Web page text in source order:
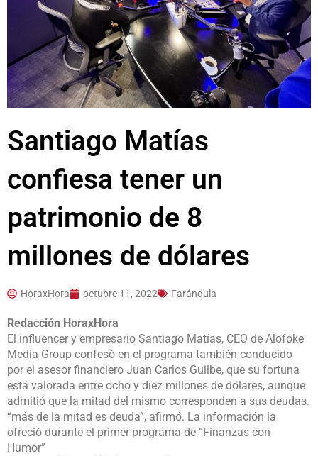
Santiago Matías
confiesa tener un
patrimonio de 8
millones de dólares
HoraxHora octubre 11, 2022 Farándula
Redacción HoraxHora
El influencer y empresario Santiago Matías, CEO de Alofoke
Media Group confesó en el programa también conducido
por el asesor financiero Juan Carlos Guilbe, que su fortuna
está valorada entre ocho y diez millones de dólares, aunque
admitió que la mitad del mismo corresponden a sus deudas.
“más de la mitad es deuda”, afirmó. La información la
ofreció durante el primer programa de “Finanzas con
Humor”